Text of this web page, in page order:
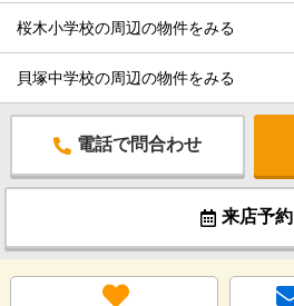
桜木小学校の周辺の物件をみる
貝塚中学校の周辺の物件をみる
電話で問合わせ
来店予約